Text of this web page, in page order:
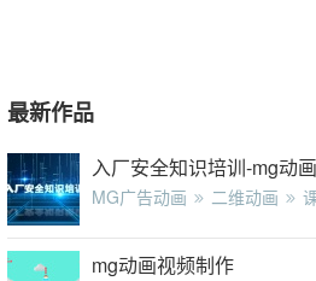
最新作品
入厂安全知识培训-mg动
MG广告动画 二维动画
mg动画视频制作